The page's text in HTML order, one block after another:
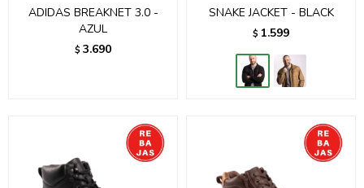
ADIDAS BREAKNET 3.0 -
AZUL
$ 3.690
SNAKE JACKET - BLACK
$ 1.599